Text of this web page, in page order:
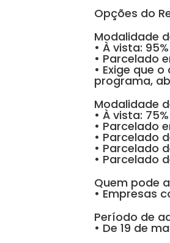
Opções do
Modalidade
• À vista: 95%
• Parcelado
• Exige que
programa,
Modalidade
• À vista:
• Parcelado
• Parcelado
• Parcelado
• Parcelado
Quem pode
• Empresas
Período de
• De 19 de